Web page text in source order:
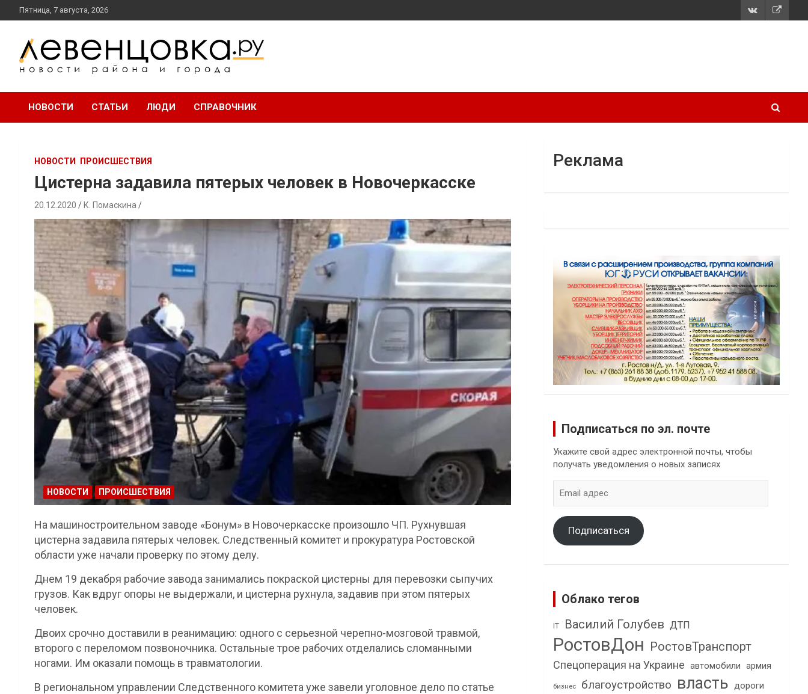
перейти
к
Пятница, 7 августа, 2026
Левенцовка Ру
НОВОСТИ СТАТЬИ ЛЮДИ СПРАВОЧНИК
НОВОСТИ ПРОИСШЕСТВИЯ
Цистерна задавила пятерых человек в Новочеркасске
20.12.2020 К. Помаскина
НОВОСТИ ПРОИСШЕСТВИЯ
На машиностроительном заводе «Бонум» в Новочеркасске произошло ЧП. Рухнувшая
цистерна задавила пятерых человек. Следственный комитет и прокуратура Ростовской
области уже начали проверку по этому делу.
Днем 19 декабря рабочие завода занимались покраской цистерны для перевозки сыпучих
грузов. Как вдруг опоры не выдержали, и цистерна рухнула, задавив при этом пятерых
человек.
Двоих срочно доставили в реанимацию: одного с серьезной черепно-мозговой травмой,
второго с переломом позвоночника. Остальные трое рабочих отделались сломанными
ногами. Им оказали помощь в травматологии.
В региональном управлении Следственного комитета уже завели уголовное дело по статье
Реклама
Подписаться по эл. почте
Укажите свой адрес электронной почты, чтобы
получать уведомления о новых записях
адрес
Подписаться
Облако тегов
IT Василий Голубев ДТП
РостовДон РостовТранспорт
Спецоперация на Украине автомобили армия
бизнес благоустройство власть дороги